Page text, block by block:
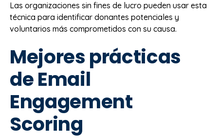
Las organizaciones sin fines de lucro pueden usar esta
técnica para identificar donantes potenciales y
voluntarios más comprometidos con su causa.
Mejores prácticas
de Email
Engagement
Scoring